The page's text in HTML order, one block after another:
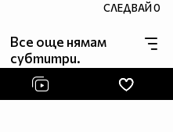
СЛЕДВАЙ0
Все още нямам
субтитри.